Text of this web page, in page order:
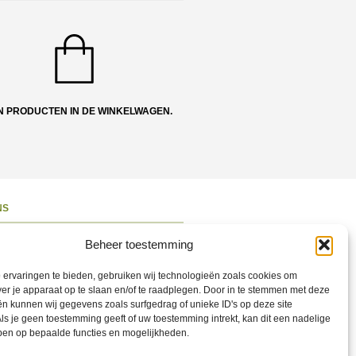
Beheer toestemming
ervaringen te bieden, gebruiken wij technologieën zoals cookies om
je apparaat op te slaan en/of te raadplegen. Door in te stemmen met deze
kunnen wij gegevens zoals surfgedrag of unieke ID's op deze site
je geen toestemming geeft of uw toestemming intrekt, kan dit een nadelige
op bepaalde functies en mogelijkheden.
PRODUCTEN IN DE WINKELWAGEN.
opnemen
op Social